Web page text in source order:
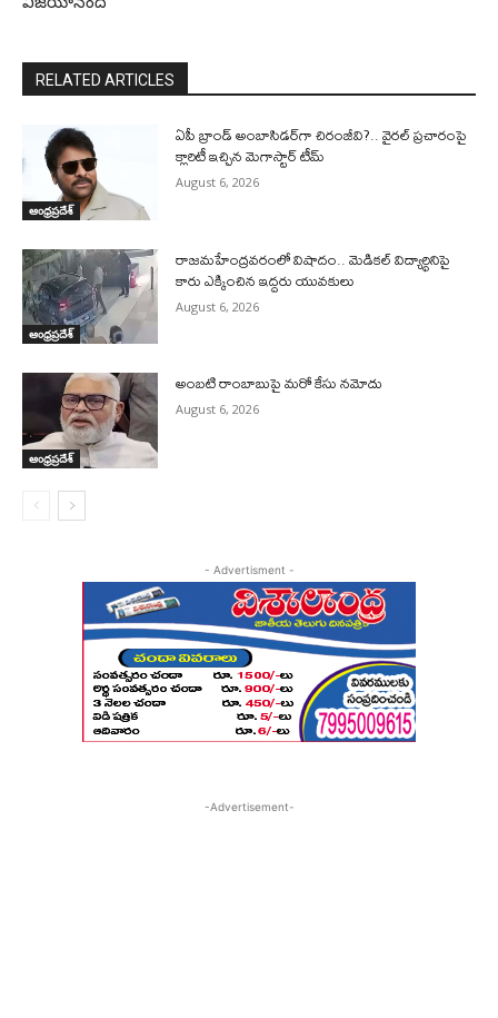
RELATED ARTICLES
ఆంధ్రప్రదేశ్
ఏపీ బ్రాండ్ అంబాసిడర్‌గా చిరంజీవి?.. వైరల్ ప్రచారంపై
క్లారిటీ ఇచ్చిన మెగాస్టార్ టీమ్
August 6, 2026
ఆంధ్రప్రదేశ్
రాజమహేంద్రవరంలో విషాదం.. మెడికల్ విద్యార్థినిపై
కారు ఎక్కించిన ఇద్దరు యువకులు
August 6, 2026
ఆంధ్రప్రదేశ్
అంబటి రాంబాబుపై మరో కేసు నమోదు
August 6, 2026
- Advertisment -
-Advertisement-